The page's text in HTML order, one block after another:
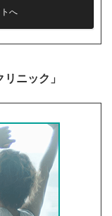
へ
ニック」